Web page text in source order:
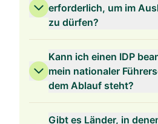
erforderlich, um im
zu dürfen?
Kann ich einen IDP
mein nationaler
dem Ablauf steht?
Gibt es Länder, in